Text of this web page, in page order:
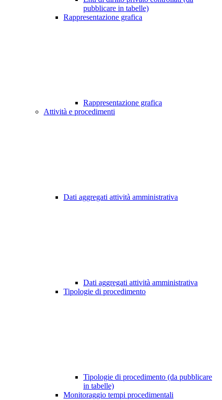
pubblicare in tabelle)
Rappresentazione grafica
Rappresentazione grafica
Attività e procedimenti
Dati aggregati attività amministrativa
Dati aggregati attività amministrativa
Tipologie di procedimento
Tipologie di procedimento (da pubblicare
in tabelle)
Monitoraggio tempi procedimentali